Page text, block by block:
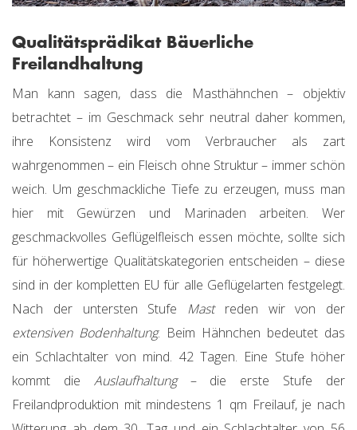
Qualitätsprädikat Bäuerliche
Freilandhaltung
Man kann sagen, dass die Masthähnchen – objektiv
betrachtet – im Geschmack sehr neutral daher kommen,
ihre Konsistenz wird vom Verbraucher als zart
wahrgenommen – ein Fleisch ohne Struktur – immer schön
weich. Um geschmackliche Tiefe zu erzeugen, muss man
hier mit Gewürzen und Marinaden arbeiten. Wer
geschmackvolles Geflügelfleisch essen möchte, sollte sich
für höherwertige Qualitätskategorien entscheiden – diese
sind in der kompletten EU für alle Geflügelarten festgelegt.
Nach der untersten Stufe Mastreden wir von der
extensiven Bodenhaltung. Beim Hähnchen bedeutet das
ein Schlachtalter von mind. 42 Tagen. Eine Stufe höher
kommt die Auslaufhaltung– die erste Stufe der
Freilandproduktion mit mindestens 1 qm Freilauf, je nach